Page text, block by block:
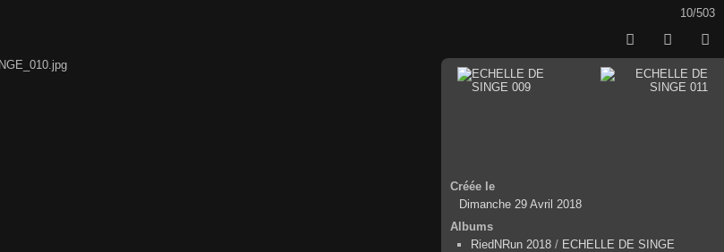
10/503
Créée le
Dimanche 29 Avril 2018
Albums
RiedNRun 2018 / ECHELLE DE SINGE